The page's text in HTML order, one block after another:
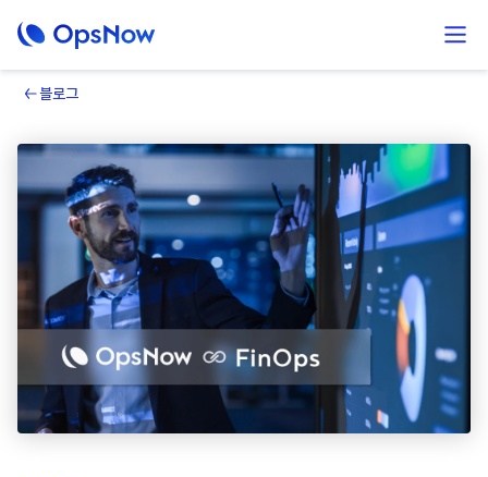
블로그